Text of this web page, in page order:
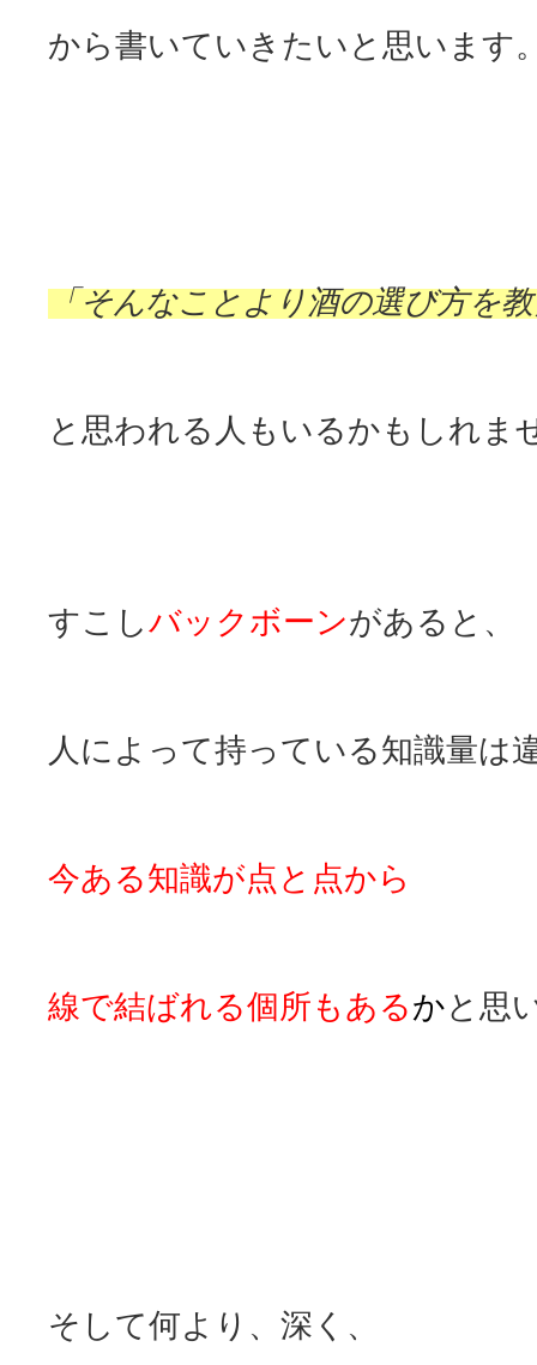
から書いていきたいと思います
「そんなことより酒の選び方を
と思われる人もいるかもしれま
すこしバックボーンがあると、
人によって持っている知識量は
今ある知識が点と点から
線で結ばれる個所もあるかと思
そして何より、深く、